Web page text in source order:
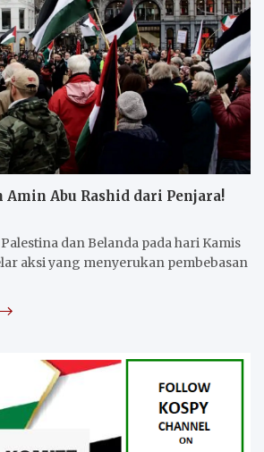
Amin Abu Rashid dari Penjara!
dan Belanda pada hari Kamis
aksi yang menyerukan pembebasan